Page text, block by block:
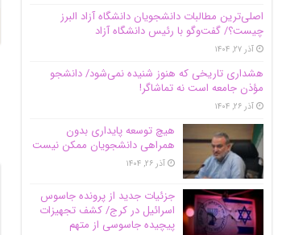
اصلی‌ترین مطالبات دانشجویان دانشگاه آزاد البرز
چیست؟/ گفت‌وگو با رئیس دانشگاه آز‌اد
آذر ۲۷, ۱۴۰۴
هشداری تاریخی که هنوز شنیده نمی‌شود/ دانشجو
مؤذن جامعه است نه تماشاگر!
آذر ۲۶, ۱۴۰۴
هیچ توسعه پایداری بدون
همراهی دانشجویان ممکن نیست
آذر ۲۶, ۱۴۰۴
جزئیات جدید از پرونده جاسوس
اسرائیل در کرج/‌ کشف تجهیزات
پیچیده جاسوسی از متهم